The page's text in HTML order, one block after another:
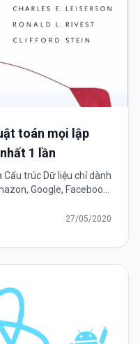
toán mọi lập
1 lần
trúc Dữ liệu chỉ dành
Google, Facebook,
27/05/2020